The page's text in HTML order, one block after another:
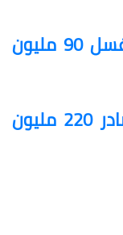
ضبط عنصرين جنائيين بتهمة غسل 90 مليون
الداخلية تضرب تجار السلاح وتصادر 220 مليون